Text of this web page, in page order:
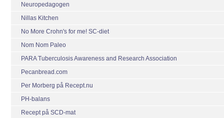
Neuropedagogen
Nillas Kitchen
No More Crohn's for me! SC-diet
Nom Nom Paleo
PARA Tuberculosis Awareness and Research Association
Pecanbread.com
Per Morberg på Recept.nu
PH-balans
Recept på SCD-mat